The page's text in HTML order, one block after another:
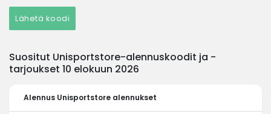
Lähetä koodi
Suositut Unisportstore-alennuskoodit ja -
tarjoukset 10 elokuun 2026
Alennus Unisportstore alennukset